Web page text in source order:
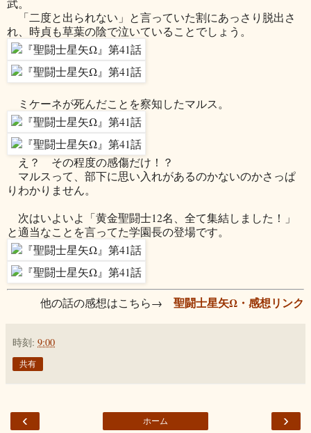
武。
「二度と出られない」と言っていた割にあっさり脱出さ
れ、時貞も草葉の陰で泣いていることでしょう。
ミケーネが死んだことを察知したマルス。
え？ その程度の感傷だけ！？
マルスって、部下に思い入れがあるのかないのかさっぱ
りわかりません。
次はいよいよ「黄金聖闘士12名、全て集結しました！」
と適当なことを言ってた学園長の登場です。
他の話の感想はこちら→ 聖闘士星矢Ω・感想リンク
時刻: 9:00
共有
‹ ›
ホーム